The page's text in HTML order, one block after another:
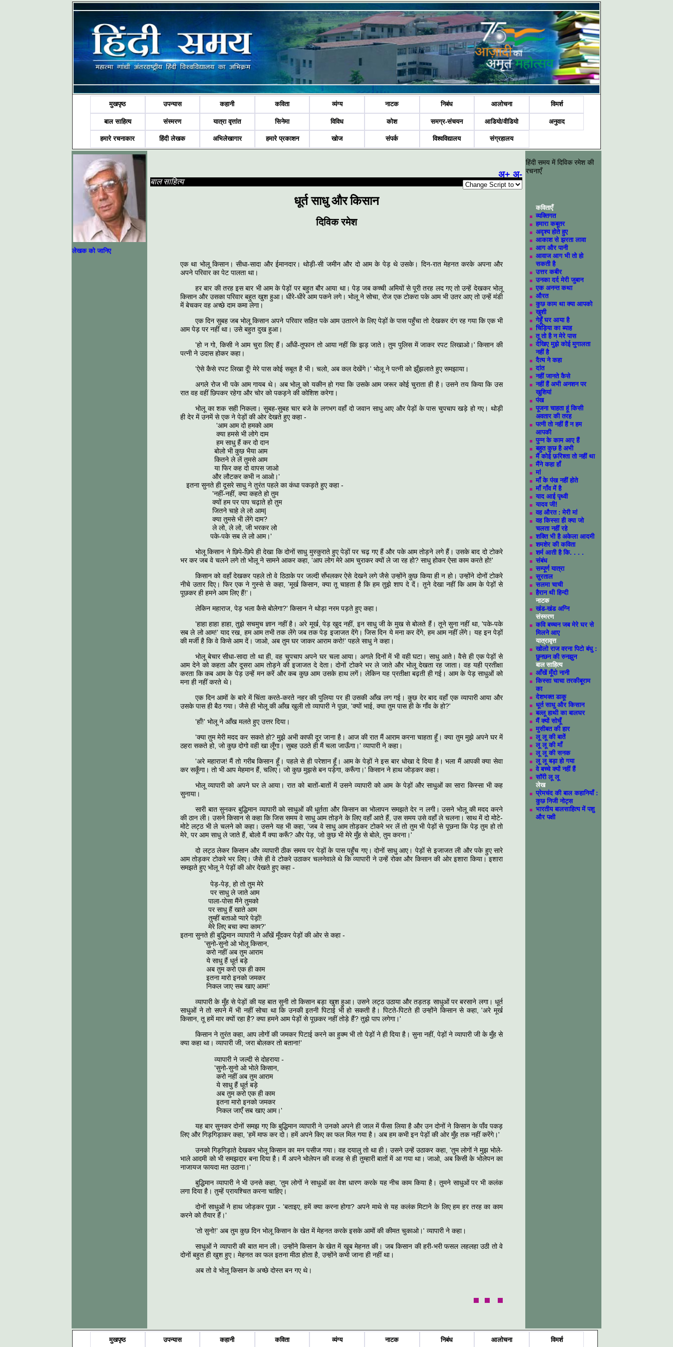
मुखपृष्ठ उपन्यास कहानी कविता व्यंग्य नाटक निबंध आलोचना विमर्श
बाल साहित्य संस्मरण यात्रा वृत्तांत सिनेमा विविध कोश समग्र-संचयन आडियो/वीडियो अनुवाद
हमारे रचनाकार हिंदी लेखक अभिलेखागार हमारे प्रकाशन खोज संपर्क विश्वविद्यालय संग्रहालय
लेखक को जानिए
अ+ अ-
बाल साहित्य
धूर्त साधु और किसान
दिविक रमेश
एक था भोलू किसान। सीधा-सादा और ईमानदार। थोड़ी-सी जमीन और दो आम के पेड़ थे उसके। दिन-रात मेहनत करके अपना और
अपने परिवार का पेट पालता था।
हर बार की तरह इस बार भी आम के पेड़ों पर बहुत बौर आया था। पेड़ जब कच्ची अमियों से पूरी तरह लद गए तो उन्हें देखकर भोलू
किसान और उसका परिवार बहुत खुश हुआ। धीरे-धीरे आम पकने लगे। भोलू ने सोचा, रोज एक टोकरा पके आम भी उतर आए तो उन्हें मंडी
में बेचकर वह अच्छे दाम कमा लेगा।
एक दिन सुबह जब भोलू किसान अपने परिवार सहित पके आम उतारने के लिए पेड़ों के पास पहुँचा तो देखकर दंग रह गया कि एक भी
आम पेड़ पर नहीं था। उसे बहुत दुख हुआ।
'हो न गो, किसी ने आम चुरा लिए हैं। आँधी-तूफान तो आया नहीं कि झड़ जाते। तुम पुलिस में जाकर रपट लिखाओ।' किसान की
पत्नी ने उदास होकर कहा।
'ऐसे कैसे रपट लिखा दूँ! मेरे पास कोई सबूत है भी। चलो, अब कल देखेंगे।' भोलू ने पत्नी को झुँझलाते हुए समझाया।
अगले रोज भी पके आम गायब थे। अब भोलू को यकीन हो गया कि उसके आम जरूर कोई चुराता ही है। उसने तय किया कि उस
रात वह वहीं छिपकर रहेगा और चोर को पकड़ने की कोशिश करेगा।
भोलू का शक सही निकला। सुबह-सुबह चार बजे के लगभग वहाँ दो जवान साधु आए और पेड़ों के पास चुपचाप खड़े हो गए। थोड़ी
ही देर में उनमें से एक ने पेड़ों की ओर देखते हुए कहा -
'आम आम दो हमको आम
क्या हमसे भी लोगे दाम
हम साधु हैं कर दो दान
बोलो भी कुछ भैया आम
कितने ले लें तुमसे आम
या फिर कह दो वापस जाओ
और लौटकर कभी न आओ।'
इतना सुनते ही दूसरे साधु ने तुरंत पहले का कंधा पकड़ते हुए कहा -
'नहीं-नहीं, क्या कहते हो तुम
क्यों हम पर पाप चढ़ाते हो तुम
जितने चाहे ले लो आम|
क्या तुमसे भी लेंगे दाम?
ले लो, ले लो, जी भरकर लो
पके-पके सब ले लो आम।'
भोलू किसान ने छिपे-छिपे ही देखा कि दोनों साधु मुस्कुराते हुए पेड़ों पर चढ़ गए हैं और पके आम तोड़ने लगे हैं। उसके बाद दो टोकरे
भर कर जब वे चलने लगे तो भोलू ने सामने आकर कहा, 'आप लोग मेरे आम चुराकर क्यों ले जा रह हो? साधु होकर ऐसा काम करते हो!'
किसान को वहाँ देखकर पहले तो वे ठिठाके पर जल्दी सँभलकर ऐसे देखने लगे जैसे उन्होंने कुछ किया ही न हो। उन्होंने दोनों टोकरे
नीचे उतार दिए। फिर एक ने गुस्से से कहा, 'मूर्ख किसान, क्या तू चाहता है कि हम तुझे शाप दे दें। तूने देखा नहीं कि आम के पेड़ों से
पूछकर ही हमने आम लिए हैं!'।
लेकिन महाराज, पेड़ भला कैसे बोलेगा?' किसान ने थोड़ा नरम पड़ते हुए कहा।
'हाहा हाहा हाहा, तुझे सचमुच ज्ञान नहीं है। अरे मूर्ख, पेड़ खुद नहीं, इन साधु जी के मुख से बोलते हैं। तूने सुना नहीं था, 'पके-पके
सब ले लो आम!' याद रख, हम आम तभी तक लेंगे जब तक पेड़ इजाजत देंगे। जिस दिन ये मना कर देंगे, हम आम नहीं लेंगे। यह इन पेड़ों
की मर्जी है कि वे किसे आम दें। जाओ, अब तुम घर जाकर आराम करो!' पहले साधु ने कहा।
भोलू बेचार सीधा-सादा तो था ही, वह चुपचाप अपने घर चला आया। अगले दिनों में भी वही घटा। साधु आते। वैसे ही एक पेड़ों से
आम देने को कहता और दूसरा आम तोड़ने की इजाजत दे देता। दोनों टोकरे भर ले जाते और भोलू देखता रह जाता। वह यही प्रतीक्षा
करता कि कब आम के पेड़ उन्हें मन करें और कब कुछ आम उसके हाथ लगें। लेकिन यह प्रतीक्षा बढ़ती ही गई। आम के पेड़ साधुओं को
मना ही नहीं करते थे।
एक दिन आमों के बारे में चिंता करते-करते नहर की पुलिया पर ही उसकी आँख लग गई। कुछ देर बाद वहाँ एक व्यापारी आया और
उसके पास ही बैठ गया। जैसे ही भोलू की आँख खुली तो व्यापारी ने पूछा, 'क्यों भाई, क्या तुम पास ही के गाँव के हो?'
'हाँ!' भोलू ने आँख मलते हुए उत्तर दिया।
'क्या तुम मेरी मदद कर सकते हो? मुझे अभी काफी दूर जाना है। आज की रात मैं आराम करना चाहता हूँ। क्या तुम मुझे अपने घर में
ठहरा सकते हो, जो कुछ दोगो वही खा लूँगा। सुबह उठते ही मैं चला जाऊँगा।' व्यापारी ने कहा।
'अरे महाराज! मैं तो गरीब किसान हूँ। पहले से ही परेशान हूँ। आम के पेड़ों ने इस बार धोखा दे दिया है। भला मैं आपकी क्या सेवा
कर सकूँगा। तो भी आप मेहमान हैं, चलिए। जो कुछ मुझसे बन पड़ेगा, करूँगा।' किसान ने हाथ जोड़कर कहा।
भोलू व्यापारी को अपने घर ले आया। रात को बातों-बातों में उसने व्यापारी को आम के पेड़ों और साधुओं का सारा किस्सा भी कह
सुनाया।
सारी बात सुनकर बुद्धिमान व्यापारी को साधुओं की धूर्तता और किसान का भोलापन समझते देर न लगी। उसने भोलू की मदद करने
की ठान ली। उसने किसान से कहा कि जिस समय वे साधु आम तोड़ने के लिए वहाँ आते हैं, उस समय उसे वहाँ ले चलना। साथ में दो मोटे-
मोटे लट्ठ भी ले चलने को कहा। उसने यह भी कहा, 'जब वे साधु आम तोड़कर टोकरे भर लें तो तुम भी पेड़ों से पूछना कि पेड़ तुम हो तो
मेरे, पर आम साधु ले जाते हैं, बोलो मैं क्या करूँ? और पेड़, जो कुछ भी मेरे मुँह से बोले, तुम करना।'
दो लट्ठ लेकर किसान और व्यापारी ठीक समय पर पेड़ों के पास पहुँच गए। दोनों साधु आए। पेड़ों से इजाजत ली और पके हुए सारे
आम तोड़कर टोकरे भर लिए। जैसे ही वे टोकरे उठाकर चलनेवाले थे कि व्यापारी ने उन्हें रोका और किसान की ओर इशारा किया। इशारा
समझते हुए भोलू ने पेड़ों की ओर देखते हुए कहा -
पेड़-पेड़, हो तो तुम मेरे
पर साधु ले जाते आम
पाला-पोसा मैंने तुमको
पर साधु हैं खाते आम
तुम्हीं बताओ प्यारे पेड़ों!
मेरे लिए बचा क्या काम?'
इतना सुनते ही बुद्धिमान व्यापारी ने आँखें मूँदकर पेड़ों की ओर से कहा -
'सुनो-सुनो ओ भोलू किसान,
करो नहीं अब तुम आराम
ये साधु हैं धूर्त बड़े
अब तुम करो एक ही काम
इतना मारो इनको जमकर
निकल जाए सब खाए आम!'
व्यापारी के मुँह से पेड़ों की यह बात सुनी तो किसान बड़ा खुश हुआ। उसने लट्ठ उठाया और तड़तड़ साधुओं पर बरसाने लगा। धूर्त
साधुओं ने तो सपने में भी नहीं सोचा था कि उनकी इतनी पिटाई भी हो सकती है। पिटते-पिटते ही उन्होंने किसान से कहा, 'अरे मूर्ख
किसान, तू हमें मार क्यों रहा है? क्या हमने आम पेड़ों से पूछकर नहीं तोड़े हैं? तुझे पाप लगेगा।'
किसान ने तुरंत कहा, आप लोगों की जमकर पिटाई करने का हुक्म भी तो पेड़ों ने ही दिया है। सुना नहीं, पेड़ों ने व्यापारी जी के मुँह से
क्या कहा था। व्यापारी जी, जरा बोलकर तो बताना!'
व्यापारी ने जल्दी से दोहराया -
'सुनो-सुनो ओ भोले किसान,
करो नहीं अब तुम आराम
ये साधु हैं धूर्त बड़े
अब तुम करो एक ही काम
इतना मारो इनको जमकर
निकल जाएँ सब खाए आम।'
यह बार सुनकर दोनों समझ गए कि बुद्धिमान व्यापारी ने उनको अपने ही जाल में फँसा लिया है और उन दोनों ने किसान के पाँव पकड़
लिए और गिड़गिड़ाकर कहा, 'हमें माफ कर दो। हमें अपने किए का फल मिल गया है। अब हम कभी इन पेड़ों की ओर मुँह तक नहीं करेंगे।'
उनको गिड़गिड़ाते देखकर भोलू किसान का मन पसीज गया। वह दयालु तो था ही। उसने उन्हें उठाकर कहा, 'तुम लोगों ने मुझ भोले-
भाले आदमी को भी समझदार बना दिया है। मैं अपने भोलेपन की वजह से ही तुम्हारी बातों में आ गया था। जाओ, अब किसी के भोलेपन का
नाजायज फायदा मत उठाना।'
बुद्धिमान व्यापारी ने भी उनसे कहा, 'तुम लोगों ने साधुओं का वेश धारण करके यह नीच काम किया है। तुमने साधुओं पर भी कलंक
लगा दिया है। तुम्हें प्रायश्चित करना चाहिए।
दोनों साधुओं ने हाथ जोड़कर पूछा - 'बताइए, हमें क्या करना होगा? अपने माथे से यह कलंक मिटाने के लिए हम हर तरह का काम
करने को तैयार हैं।'
'तो सुनो!' अब तुम कुछ दिन भोलू किसान के खेत में मेहनत करके इसके आमों की कीमत चुकाओ।' व्यापारी ने कहा।
साधुओं ने व्यापारी की बात मान ली। उन्होंने किसान के खेत में खूब मेहनत की। जब किसान की हरी-भरी फसल लहलहा उठी तो वे
दोनों बहुत ही खुश हुए। मेहनत का फल इतना मीठा होता है, उन्होंने कभी जाना ही नहीं था।
अब तो वे भोलू किसान के अच्छे दोस्त बन गए थे।
हिंदी समय में दिविक रमेश की
रचनाएँ
कविताएँ
व्यक्तिगत
हमारा कबूतर
अदृश्य होते हुए
आकाश से झरता लावा
आग और पानी
आवाज आग भी तो हो
सकती है
उत्तर कबीर
उनका दर्द मेरी जुबान
एक अनन्त कथा
औरत
कुछ काम था क्या आपको
खुशी
गेहूँ घर आया है
चिड़िया का ब्याह
तू तो है न मेरे पास
देखिए मुझे कोई मुगालता
नहीं है
दैत्य ने कहा
दांत
नहीं जानते कैसे
नहीं हैं अभी अनशन पर
खुशियां
पंख
पूजना चाहता हूं किसी
अवतार की तरह
पत्नी तो नहीं हैं न हम
आपकी
पुन्न के काम आए हैं
बहुत कुछ है अभी
मैं कोई फ़रिश्ता तो नहीं था
मैंने कहा हाँ
मां
माँ के पंख नहीं होते
माँ गाँव में है
याद आई पृथ्वी
यादव जी!
वह औरत : मेरी मां
वह किस्सा ही क्या जो
चलता नहीं रहे
शक्ति भी है अकेला आदमी
शमशेर की कविता
शर्म आती है कि. . . .
संबंध
सम्पूर्ण यात्रा
सुरताल
सलमा चाची
हैरान थी हिन्दी
नाटक
खंड-खंड अग्नि
संस्मरण
कवि बच्चन जब मेरे घर से
मिलने आए
यात्रावृत्त
खोलो राज वरना पिटो बंधु :
छुनछन की रुनझुन
बाल साहित्य
आँखें मूँदो नानी
किस्सा चाचा तरकीबूराम
का
देशभक्त डाकू
धूर्त साधु और किसान
बल्लू हाथी का बालघर
मैं क्यों सोचूँ
मुसीबत की हार
लू लू की बातें
लू लू की माँ
लू लू की सनक
लू लू बड़ा हो गया
वे बच्चे क्यों नहीं हैं
सॉरी लू लू
लेख
प्रेमचंद की बाल कहानियाँ :
कुछ निजी नोट्स
भारतीय बालसाहित्य में पशु
और पक्षी
मुखपृष्ठ उपन्यास कहानी कविता व्यंग्य नाटक निबंध आलोचना विमर्श